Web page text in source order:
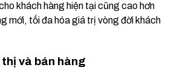
khách hàng hiện tại cũng cao hơn
mới, tối đa hóa giá trị vòng đời khách
và bán hàng